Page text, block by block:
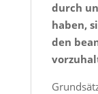
durch
haben,
den